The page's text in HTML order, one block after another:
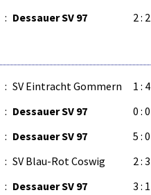
: Dessauer SV 97 2 : 2
: SV Eintracht Gommern
1 : 4
: Dessauer SV 97
0 : 0
: Dessauer SV 97
5 : 0
: SV Blau-Rot Coswig
2 : 3
: Dessauer SV 97
3 : 1